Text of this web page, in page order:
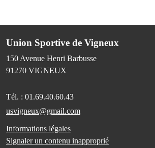
Union Sportive de Vigneux
150 Avenue Henri Barbusse
91270 VIGNEUX
Tél. : 01.69.40.60.43
usvigneux@gmail.com
Informations légales
Signaler un contenu inapproprié